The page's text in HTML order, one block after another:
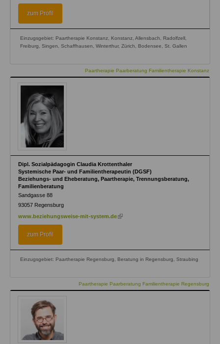
zum Profil
Einzugsgebiet: Paartherapie Konstanz, Konstanz, Allensbach, Radolfzell,
Freiburg, Singen, Schaffhausen, Winterthur, Zürich, Bodensee, St. Gallen
Paartherapie Paarberatung Familientherapie Konstanz
Dipl. Sozialpädagogin Claudia Krottenthaler
Systemische Paar- und Familientherapeutin (DGSF)
Beziehungs- und Eheberatung, Paartherapie, Trennungsberatung,
Familienberatung
Sandgasse 88
93057 Regensburg
www.beziehungsweise-mit-system.de (link
zum Profil
Einzugsgebiet: Paartherapie Regensburg, Beratung in Regensburg, Straubing
Paartherapie Paarberatung Familientherapie Regensburg